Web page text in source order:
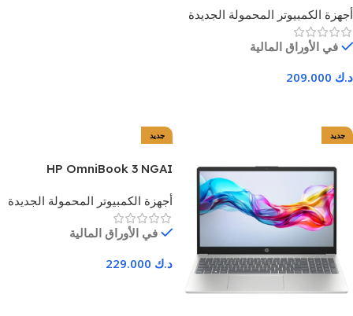
TB SSD NVME, 15.6 INCH
FHD, WINDOWS 11 HOME –
SILVER – 1 YEAR WARRANTY
أجهزة الكمبيوتر المحمولة الجديدة
في الأوراق المالية
د.ك
جديد جديد
HP OmniBook 3 NGAI
Ram, 1TB SSD, 15.6 inch FHD,
Windows 11 Home, – Silver –
1 Year Warranty
أجهزة الكمبيوتر المحمولة الجديدة
في الأوراق المالية
د.ك